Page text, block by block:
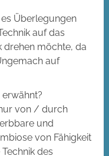
Überlegungen
auf das
drehen möchte, da
auf
von / durch
und
von Fähigkeit
des